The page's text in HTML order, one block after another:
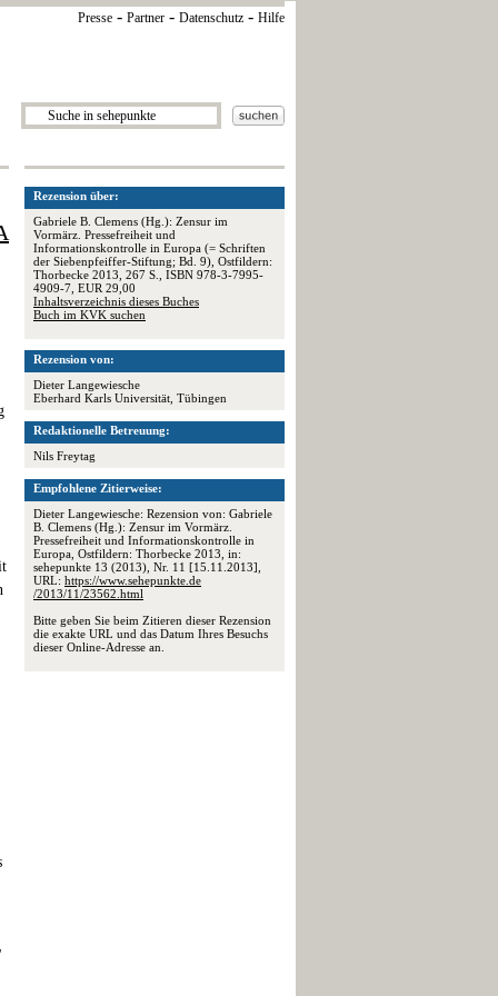
Presse - Partner - Datenschutz - Hilfe
Rezension über:
Gabriele B. Clemens (Hg.): Zensur im
Vormärz. Pressefreiheit und
Informationskontrolle in Europa (= Schriften
der Siebenpfeiffer-Stiftung; Bd. 9), Ostfildern:
Thorbecke 2013, 267 S., ISBN 978-3-7995-
4909-7, EUR 29,00
Inhaltsverzeichnis dieses Buches
Buch im KVK suchen
Rezension von:
Dieter Langewiesche
Eberhard Karls Universität, Tübingen
Redaktionelle Betreuung:
Nils Freytag
Empfohlene Zitierweise:
Dieter Langewiesche: Rezension von: Gabriele
B. Clemens (Hg.): Zensur im Vormärz.
Pressefreiheit und Informationskontrolle in
Europa, Ostfildern: Thorbecke 2013, in:
sehepunkte 13 (2013), Nr. 11 [15.11.2013],
URL: https://www.sehepunkte.de
/2013/11/23562.html
Bitte geben Sie beim Zitieren dieser Rezension
die exakte URL und das Datum Ihres Besuchs
dieser Online-Adresse an.